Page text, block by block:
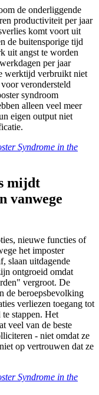
de onderliggende
productiviteit per jaar
komt voort uit
de buitensporige tijd
uit angst te worden
per jaar
werktijd verbruikt niet
verondersteld
syndroom
alleen veel meer
eigen output niet
Syndrome in the
mijdt
vanwege
nieuwe functies of
het imposter
slaan uitdagende
ontgroeid omdat
vergroot. De
de beroepsbevolking
verliezen toegang tot
stappen. Het
veel van de beste
- niet omdat ze
op vertrouwen dat ze
Syndrome in the